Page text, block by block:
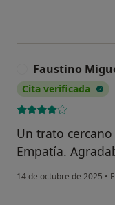
Faustino
Cita verificada
Un trato
Empatía.
14 de octubre de 2025 •